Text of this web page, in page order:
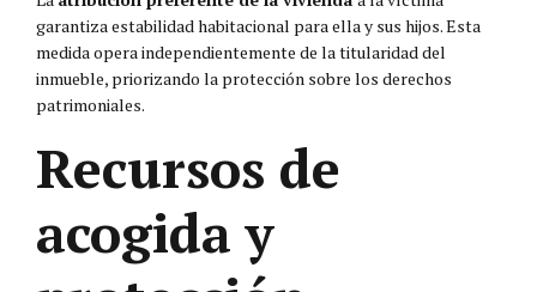
garantiza estabilidad habitacional para ella y sus hijos. Esta
medida opera independientemente de la titularidad del
inmueble, priorizando la protección sobre los derechos
patrimoniales.
Recursos de
acogida y